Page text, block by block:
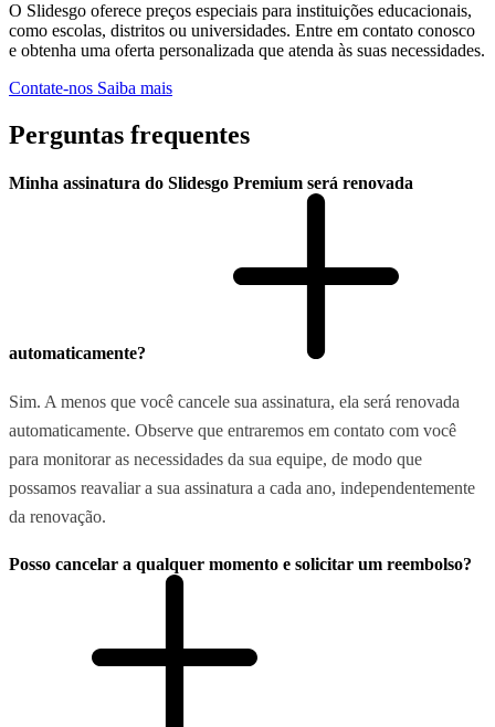
O Slidesgo oferece preços especiais para instituições educacionais,
como escolas, distritos ou universidades. Entre em contato conosco
e obtenha uma oferta personalizada que atenda às suas necessidades.
Contate-nos Saiba mais
Perguntas frequentes
Minha assinatura do Slidesgo Premium será renovada
automaticamente?
Sim. A menos que você cancele sua assinatura, ela será renovada
automaticamente. Observe que entraremos em contato com você
para monitorar as necessidades da sua equipe, de modo que
possamos reavaliar a sua assinatura a cada ano, independentemente
da renovação.
Posso cancelar a qualquer momento e solicitar um reembolso?